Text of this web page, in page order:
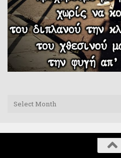
Archives